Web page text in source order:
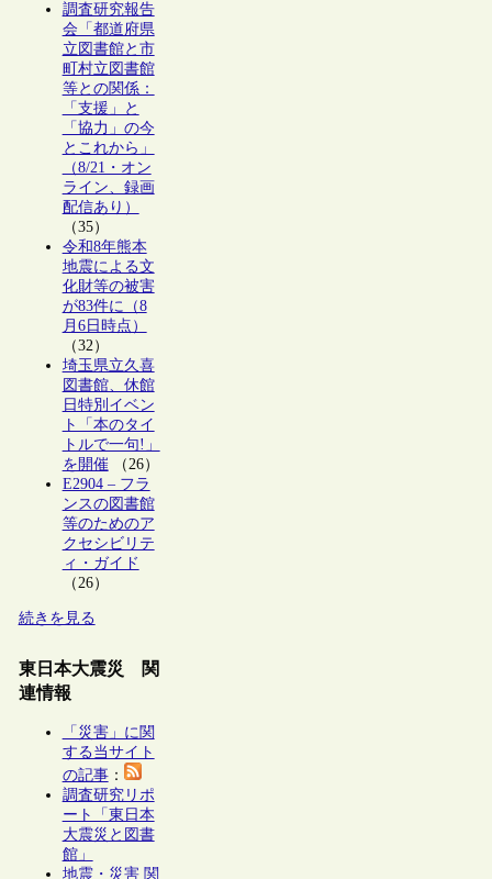
調査研究報告
会「都道府県
立図書館と市
町村立図書館
等との関係：
「支援」と
「協力」の今
とこれから」
（8/21・オン
ライン、録画
配信あり）
（35）
令和8年熊本
地震による文
化財等の被害
が83件に（8
月6日時点）
（32）
埼玉県立久喜
図書館、休館
日特別イベン
ト「本のタイ
トルで一句!」
を開催（26）
E2904 – フラ
ンスの図書館
等のためのア
クセシビリテ
ィ・ガイド
（26）
続きを見る
東日本大震災 関
連情報
「災害」に関
する当サイト
の記事：
調査研究リポ
ート「東日本
大震災と図書
館」
地震・災害 関